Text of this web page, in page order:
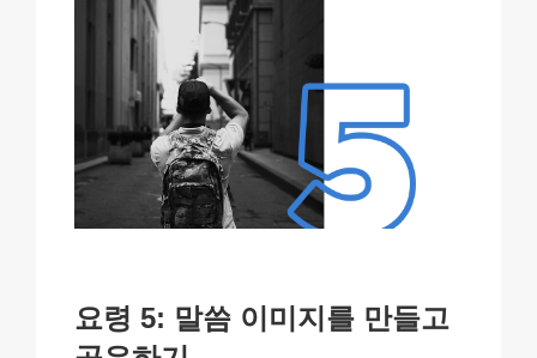
요령 5: 말씀 이미지를 만들고